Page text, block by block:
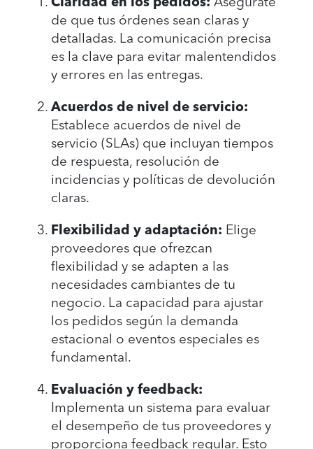
de que tus órdenes sean claras y
detalladas. La comunicación precisa
es la clave para evitar malentendidos
y errores en las entregas.
Acuerdos de nivel de servicio:
Establece acuerdos de nivel de
servicio (SLAs) que incluyan tiempos
de respuesta, resolución de
incidencias y políticas de devolución
claras.
Flexibilidad y adaptación: Elige
proveedores que ofrezcan
flexibilidad y se adapten a las
necesidades cambiantes de tu
negocio. La capacidad para ajustar
los pedidos según la demanda
estacional o eventos especiales es
fundamental.
Evaluación y feedback:
Implementa un sistema para evaluar
el desempeño de tus proveedores y
proporciona feedback regular. Esto